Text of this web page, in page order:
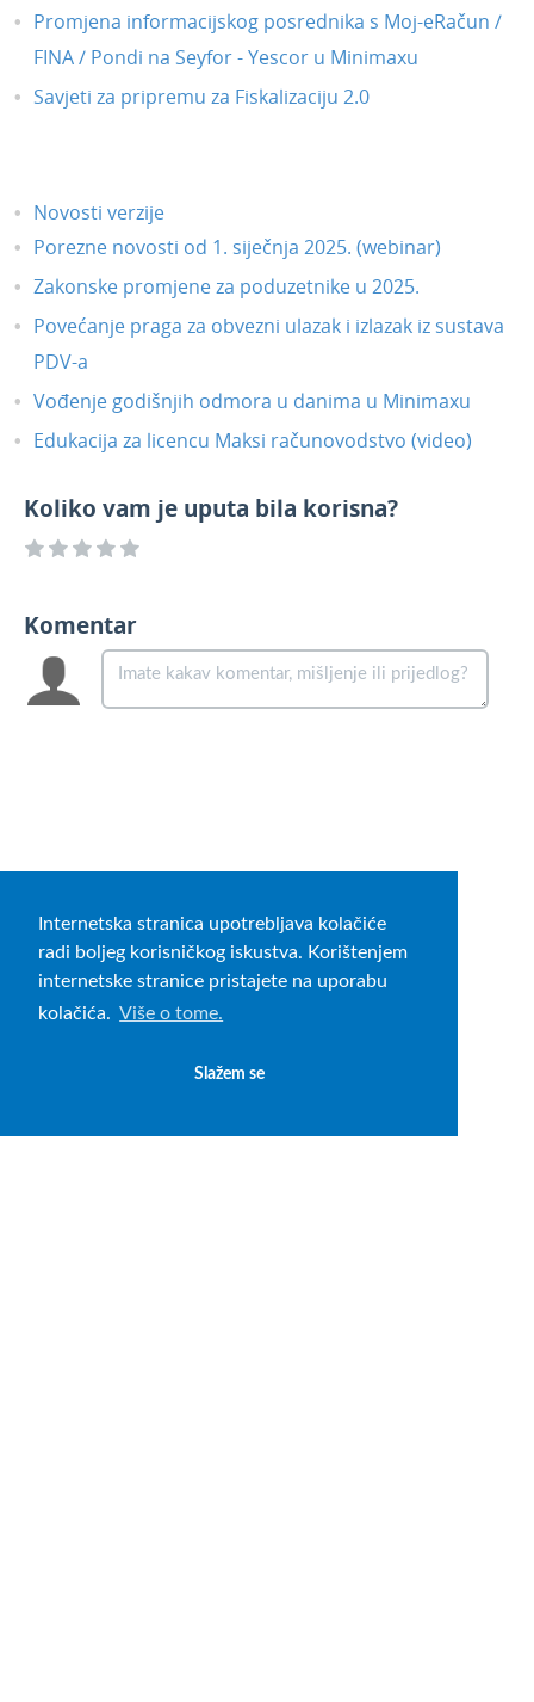
Internetska stranica upotrebljava kolačiće
radi boljeg korisničkog iskustva. Korištenjem
internetske stranice pristajete na uporabu
kolačića. Više o tome.
Slažem se
Promjena informacijskog posrednika s Moj-eRačun /
FINA / Pondi na Seyfor - Yescor u Minimaxu
Savjeti za pripremu za Fiskalizaciju 2.0
Novosti verzije
Porezne novosti od 1. siječnja 2025. (webinar)
Zakonske promjene za poduzetnike u 2025.
Povećanje praga za obvezni ulazak i izlazak iz sustava
PDV-a
Vođenje godišnjih odmora u danima u Minimaxu
Edukacija za licencu Maksi računovodstvo (video)
Koliko vam je uputa bila korisna?
Komentar